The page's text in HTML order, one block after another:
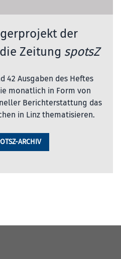
der
Zeitung spotsZ
42 Ausgaben des Heftes
monatlich in Form von
Berichterstattung das
in Linz thematisieren.
ARCHIV